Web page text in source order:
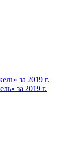
за 2019 г.
за 2019 г.